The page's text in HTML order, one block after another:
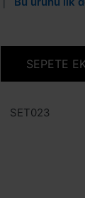
SEPETE
SET023